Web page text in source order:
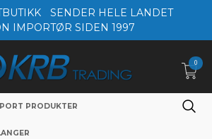
SENDER HELE LANDET
IMPORTØR SIDEN 1997
0
PRODUKTER